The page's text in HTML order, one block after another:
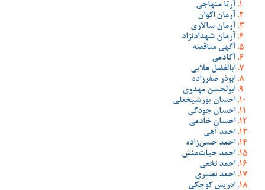
آرتا منهاجی
آرمان اکوان
آرمان سالاری
آرمان شهدادنژاد
آگهی مناقصه
آکادمی
ابالفضل علایی
ابوذر صفرزاده
ابولحسن مهدوی
احسان پورشیخعلی
احسان جودکی
احسان خادمی
احمد آهی
احمد حسن‌زاده
احمد حیات‌منش
احمد نخعی
احمد نصیری
ادریس کوچکی